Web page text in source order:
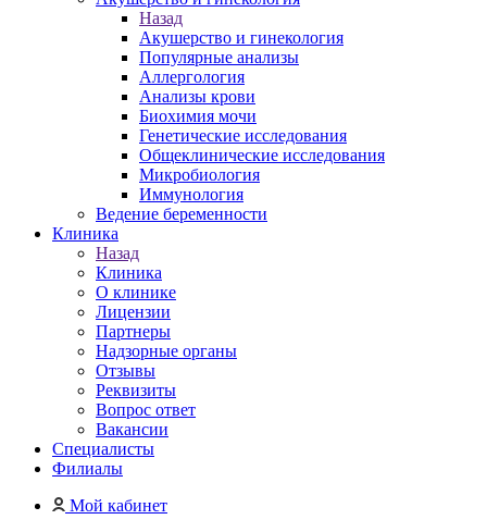
Назад
Акушерство и гинекология
Популярные анализы
Аллергология
Анализы крови
Биохимия мочи
Генетические исследования
Общеклинические исследования
Микробиология
Иммунология
Ведение беременности
Клиника
Назад
Клиника
О клинике
Лицензии
Партнеры
Надзорные органы
Отзывы
Реквизиты
Вопрос ответ
Вакансии
Специалисты
Филиалы
Мой кабинет